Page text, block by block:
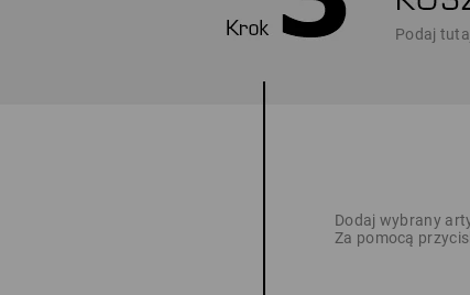
Podaj
Dodaj wybrany
Za pomocą